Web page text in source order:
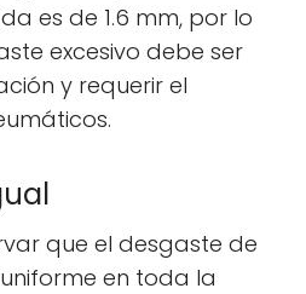
es de 1.6 mm, por lo
excesivo debe ser
y requerir el
que el desgaste de
en toda la